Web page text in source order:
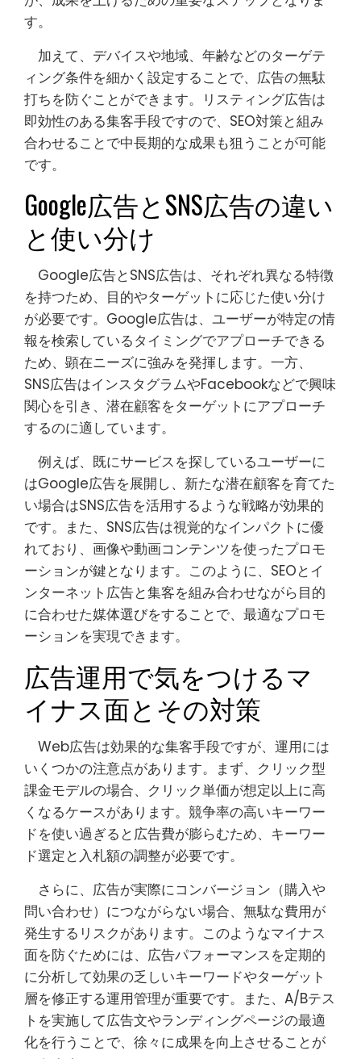
す。
加えて、デバイスや地域、年齢などのターゲテ
ィング条件を細かく設定することで、広告の無駄
打ちを防ぐことができます。リスティング広告は
即効性のある集客手段ですので、SEO対策と組み
合わせることで中長期的な成果も狙うことが可能
です。
Google広告とSNS広告の違い
と使い分け
Google広告とSNS広告は、それぞれ異なる特徴
を持つため、目的やターゲットに応じた使い分け
が必要です。Google広告は、ユーザーが特定の情
報を検索しているタイミングでアプローチできる
ため、顕在ニーズに強みを発揮します。一方、
SNS広告はインスタグラムやFacebookなどで興味
関心を引き、潜在顧客をターゲットにアプローチ
するのに適しています。
例えば、既にサービスを探しているユーザーに
はGoogle広告を展開し、新たな潜在顧客を育てた
い場合はSNS広告を活用するような戦略が効果的
です。また、SNS広告は視覚的なインパクトに優
れており、画像や動画コンテンツを使ったプロモ
ーションが鍵となります。このように、SEOとイ
ンターネット広告と集客を組み合わせながら目的
に合わせた媒体選びをすることで、最適なプロモ
ーションを実現できます。
広告運用で気をつけるマ
イナス面とその対策
Web広告は効果的な集客手段ですが、運用には
いくつかの注意点があります。まず、クリック型
課金モデルの場合、クリック単価が想定以上に高
くなるケースがあります。競争率の高いキーワー
ドを使い過ぎると広告費が膨らむため、キーワー
ド選定と入札額の調整が必要です。
さらに、広告が実際にコンバージョン（購入や
問い合わせ）につながらない場合、無駄な費用が
発生するリスクがあります。このようなマイナス
面を防ぐためには、広告パフォーマンスを定期的
に分析して効果の乏しいキーワードやターゲット
層を修正する運用管理が重要です。また、A/Bテス
トを実施して広告文やランディングページの最適
化を行うことで、徐々に成果を向上させることが